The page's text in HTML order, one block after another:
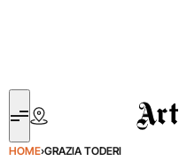
HOME›GRAZIA TODERI